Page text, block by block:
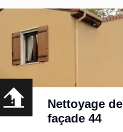
Nettoyage de
façade 44